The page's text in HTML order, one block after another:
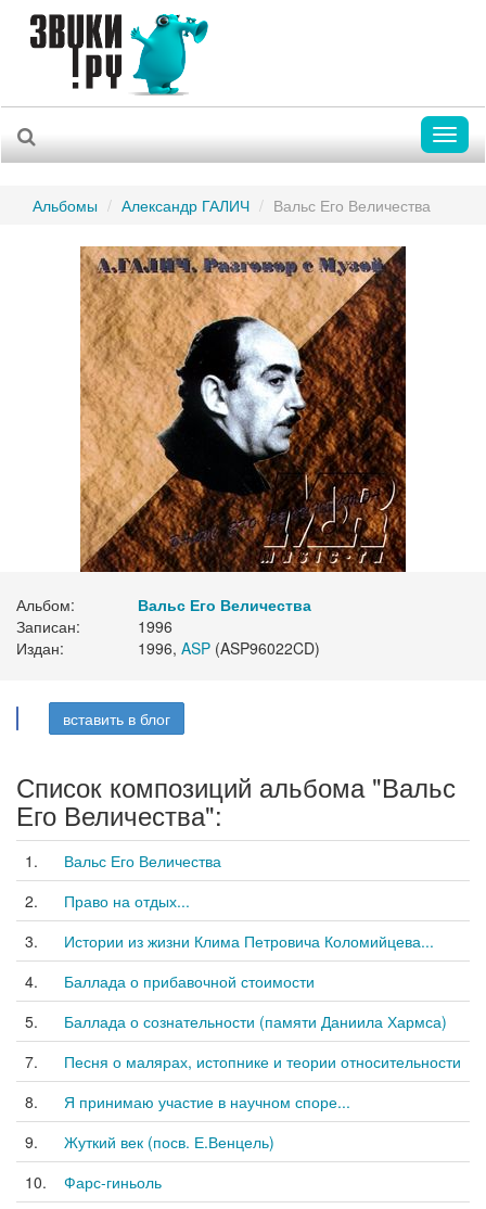
Альбомы Александр ГАЛИЧ Вальс Его Величества
Альбом:
Вальс Его Величества
Записан:
1996
Издан:
1996, ASP (ASP96022CD)
вставить в блог
Список композиций альбома "Вальс
Его Величества":
1.
Вальс Его Величества
2.
Право на отдых...
3.
Истории из жизни Клима Петровича Коломийцева...
4.
Баллада о прибавочной стоимости
5.
Баллада о сознательности (памяти Даниила Хармса)
7.
Песня о малярах, истопнике и теории относительности
8.
Я принимаю участие в научном споре...
9.
Жуткий век (посв. Е.Венцель)
10.
Фарс-гиньоль